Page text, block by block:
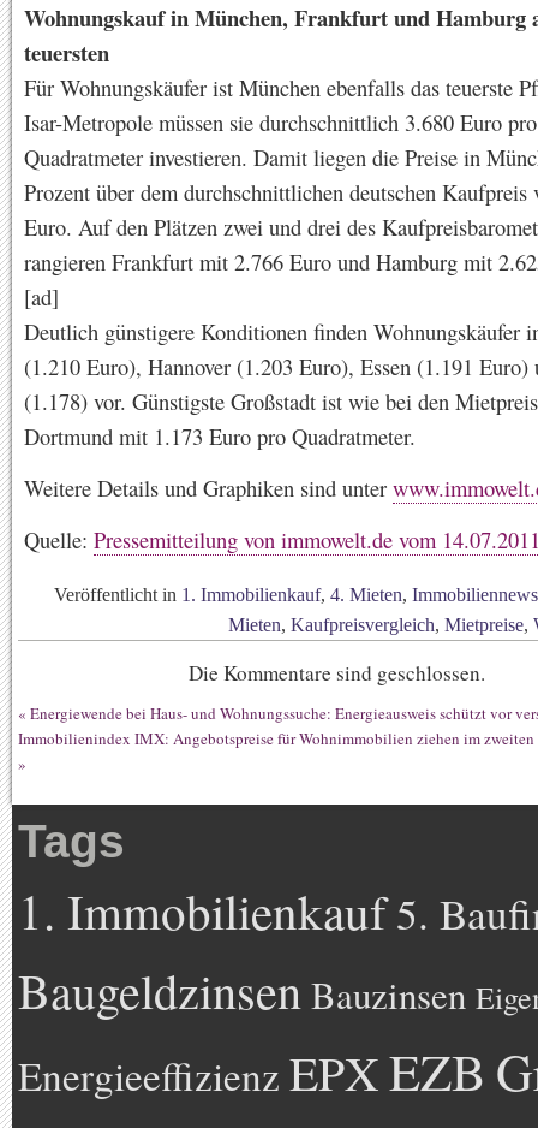
Wohnungskauf in München, Frankfurt und Hamburg
teuersten
Für Wohnungskäufer ist München ebenfalls das teuerste
Isar-Metropole müssen sie durchschnittlich 3.680 Euro pro
Quadratmeter investieren. Damit liegen die Preise in
Prozent über dem durchschnittlichen deutschen Kaufpreis
Euro. Auf den Plätzen zwei und drei des
rangieren Frankfurt mit 2.766 Euro und Hamburg mit
[ad]
Deutlich günstigere Konditionen finden Wohnungskäufer
(1.210 Euro), Hannover (1.203 Euro), Essen (1.191 Euro)
(1.178) vor. Günstigste Großstadt ist wie bei den
Dortmund mit 1.173 Euro pro Quadratmeter.
Weitere Details und Graphiken sind unter
Quelle: Pressemitteilung von immowelt.de vom
Veröffentlicht in 1. Immobilienkauf, 4. Mieten,
Mieten, Kaufpreisvergleich, Mietpreise,
Die Kommentare sind geschlossen.
« Energiewende bei Haus- und Wohnungssuche: Energieausweis schützt vor
Immobilienindex IMX: Angebotspreise für Wohnimmobilien ziehen im zweiten
»
Tags
1. Immobilienkauf5.
BaugeldzinsenBauzinsen
Energieeffizienz EPXEZB